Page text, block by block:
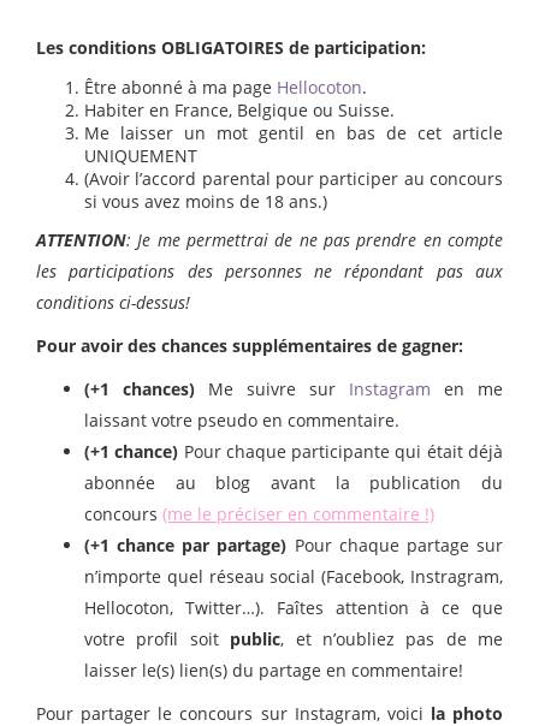
Les conditions OBLIGATOIRES de participation:
Être abonné à ma page Hellocoton.
Habiter en France, Belgique ou Suisse.
Me laisser un mot gentil en bas de cet article
UNIQUEMENT
(Avoir l’accord parental pour participer au concours
si vous avez moins de 18 ans.)
ATTENTION: Je me permettrai de ne pas prendre en compte
les participations des personnes ne répondant pas aux
conditions ci-dessus!
Pour avoir des chances supplémentaires de gagner:
(+1 chances) Me suivre sur Instagram en me
laissant votre pseudo en commentaire.
(+1 chance) Pour chaque participante qui était déjà
abonnée au blog avant la publication du
concours (me le préciser en commentaire !)
(+1 chance par partage) Pour chaque partage sur
n’importe quel réseau social (Facebook, Instragram,
Hellocoton, Twitter…). Faîtes attention à ce que
votre profil soit public, et n’oubliez pas de me
laisser le(s) lien(s) du partage en commentaire!
Pour partager le concours sur Instagram, voici la photo